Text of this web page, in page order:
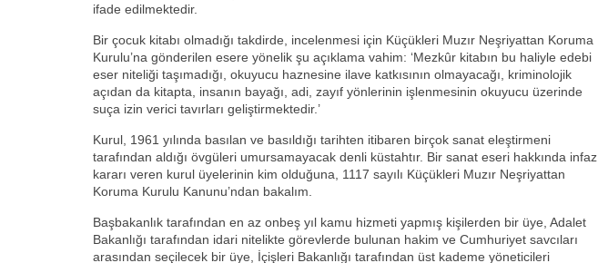
ifade edilmektedir.
Bir çocuk kitabı olmadığı takdirde, incelenmesi için Küçükleri Muzır Neşriyattan Koruma
Kurulu’na gönderilen esere yönelik şu açıklama vahim: ‘Mezkûr kitabın bu haliyle edebi
eser niteliği taşımadığı, okuyucu haznesine ilave katkısının olmayacağı, kriminolojik
açıdan da kitapta, insanın bayağı, adi, zayıf yönlerinin işlenmesinin okuyucu üzerinde
suça izin verici tavırları geliştirmektedir.’
Kurul, 1961 yılında basılan ve basıldığı tarihten itibaren birçok sanat eleştirmeni
tarafından aldığı övgüleri umursamayacak denli küstahtır. Bir sanat eseri hakkında infaz
kararı veren kurul üyelerinin kim olduğuna, 1117 sayılı Küçükleri Muzır Neşriyattan
Koruma Kurulu Kanunu’ndan bakalım.
Başbakanlık tarafından en az onbeş yıl kamu hizmeti yapmış kişilerden bir üye, Adalet
Bakanlığı tarafından idari nitelikte görevlerde bulunan hakim ve Cumhuriyet savcıları
arasından seçilecek bir üye, İçişleri Bakanlığı tarafından üst kademe yöneticileri